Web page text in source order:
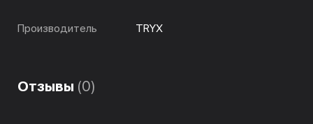
Производитель TRYX
Отзывы (0)